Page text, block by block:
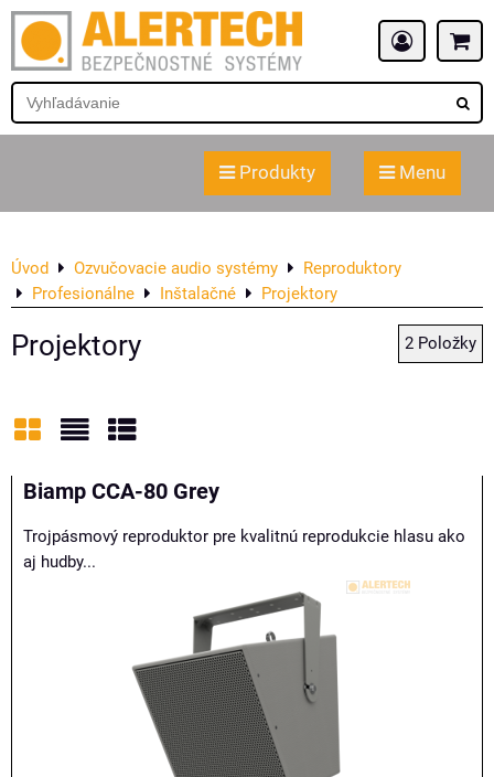
Produkty Menu
Úvod Ozvučovacie audio systémy
Reproduktory
Profesionálne
Inštalačné Projektory
Projektory 2 Položky
Mriežka
Biamp CCA-80 Grey
Trojpásmový reproduktor pre kvalitnú reprodukcie hlasu ako
aj hudby...